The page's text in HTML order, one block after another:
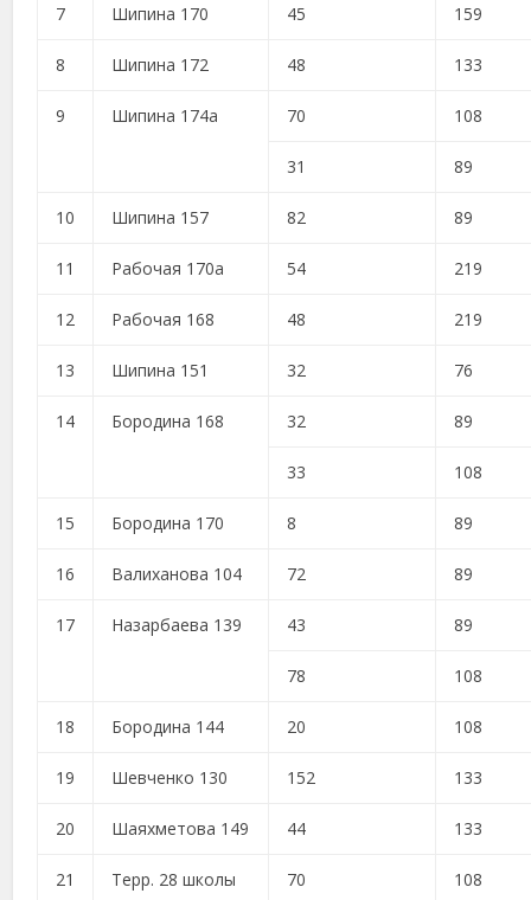
7 Шипина 170 45 159
8 Шипина 172 48 133
9 Шипина 174а 70 108
31 89
10 Шипина 157 82 89
11 Рабочая 170а 54 219
12 Рабочая 168 48 219
13 Шипина 151 32 76
14 Бородина 168 32 89
33 108
15 Бородина 170 8 89
16 Валиханова 104 72 89
17 Назарбаева 139 43 89
78 108
18 Бородина 144 20 108
19 Шевченко 130 152 133
20 Шаяхметова 149 44 133
21 Терр. 28 школы 70 108